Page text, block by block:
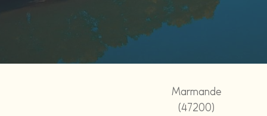
Marmande
(47200)